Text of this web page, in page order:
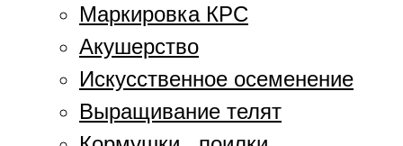
Маркировка КРС
Акушерство
Искусственное осеменение
Выращивание телят